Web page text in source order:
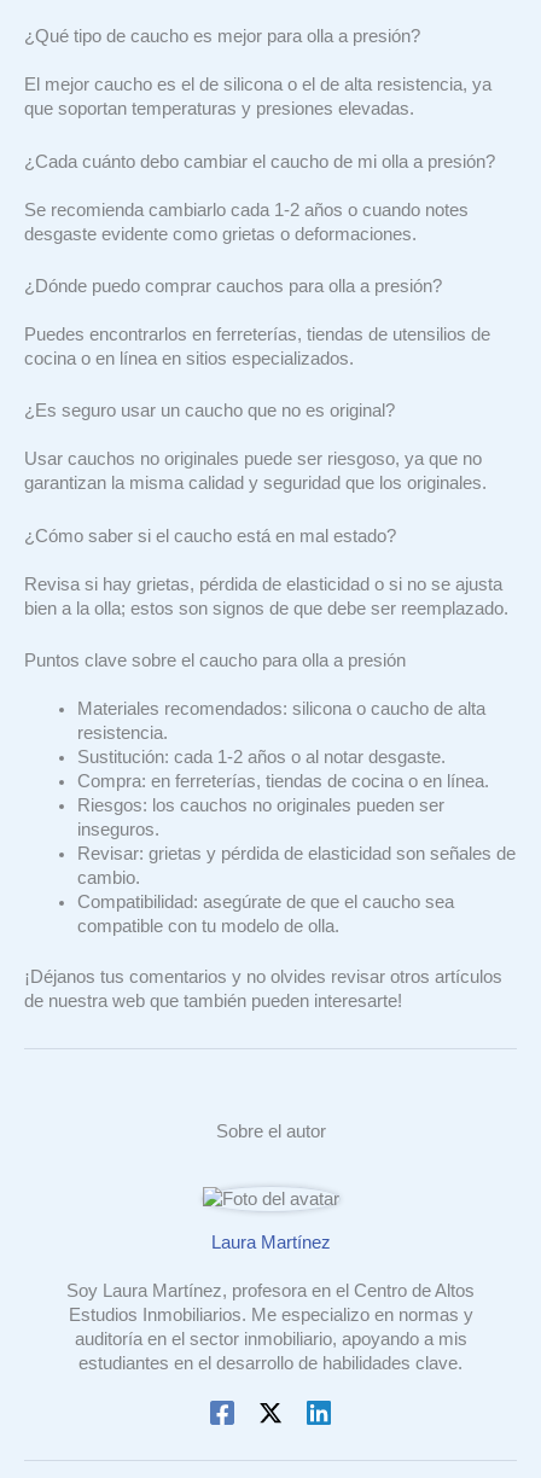
¿Qué tipo de caucho es mejor para olla a presión?
El mejor caucho es el de silicona o el de alta resistencia, ya
que soportan temperaturas y presiones elevadas.
¿Cada cuánto debo cambiar el caucho de mi olla a presión?
Se recomienda cambiarlo cada 1-2 años o cuando notes
desgaste evidente como grietas o deformaciones.
¿Dónde puedo comprar cauchos para olla a presión?
Puedes encontrarlos en ferreterías, tiendas de utensilios de
cocina o en línea en sitios especializados.
¿Es seguro usar un caucho que no es original?
Usar cauchos no originales puede ser riesgoso, ya que no
garantizan la misma calidad y seguridad que los originales.
¿Cómo saber si el caucho está en mal estado?
Revisa si hay grietas, pérdida de elasticidad o si no se ajusta
bien a la olla; estos son signos de que debe ser reemplazado.
Puntos clave sobre el caucho para olla a presión
Materiales recomendados: silicona o caucho de alta
resistencia.
Sustitución: cada 1-2 años o al notar desgaste.
Compra: en ferreterías, tiendas de cocina o en línea.
Riesgos: los cauchos no originales pueden ser
inseguros.
Revisar: grietas y pérdida de elasticidad son señales de
cambio.
Compatibilidad: asegúrate de que el caucho sea
compatible con tu modelo de olla.
¡Déjanos tus comentarios y no olvides revisar otros artículos
de nuestra web que también pueden interesarte!
Sobre el autor
Laura Martínez
Soy Laura Martínez, profesora en el Centro de Altos
Estudios Inmobiliarios. Me especializo en normas y
auditoría en el sector inmobiliario, apoyando a mis
estudiantes en el desarrollo de habilidades clave.